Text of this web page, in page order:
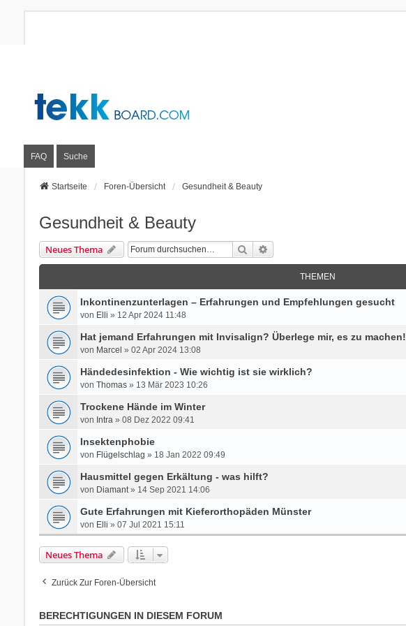
FAQ Suche
Startseite Foren-Übersicht Gesundheit & Beauty
Gesundheit & Beauty
Neues Thema Suche
THEMEN
Inkontinenzunterlagen – Erfahrungen und Empfehlungen gesucht
von Elli » 12 Apr 2024 11:48
Hat jemand Erfahrungen mit Invisalign? Überlege mir, es zu machen!
von Marcel » 02 Apr 2024 13:08
Händedesinfektion - Wie wichtig ist sie wirklich?
von Thomas» 13 Mär 2023 10:26
Trockene Hände im Winter
von Intra» 08 Dez 2022 09:41
Insektenphobie
von Flügelschlag » 18 Jan 2022 09:49
Hausmittel gegen Erkältung - was hilft?
von Diamant» 14 Sep 2021 14:06
Gute Erfahrungen mit Kieferorthopäden Münster
von Elli » 07 Jul 2021 15:11
Neues Thema
Zurück Zur Foren-Übersicht
BERECHTIGUNGEN IN DIESEM FORUM